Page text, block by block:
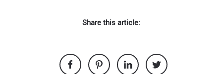
Share this article: